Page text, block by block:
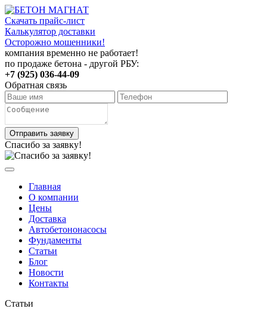
Скачать прайс-лист
Калькулятор доставки
Осторожно мошенники!
компания временно не работает!
по продаже бетона - другой РБУ:
+7 (925) 036-44-09
Обратная связь
Отправить заявку
Спасибо за заявку!
Главная
О компании
Цены
Доставка
Автобетононасосы
Фундаменты
Статьи
Блог
Новости
Контакты
Статьи